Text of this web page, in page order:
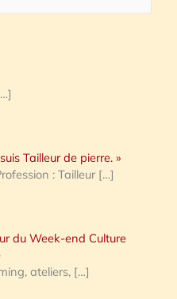
Tailleur de pierre. »
: Tailleur […]
du Week-end Culture
ateliers, […]